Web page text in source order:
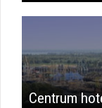
Centrum